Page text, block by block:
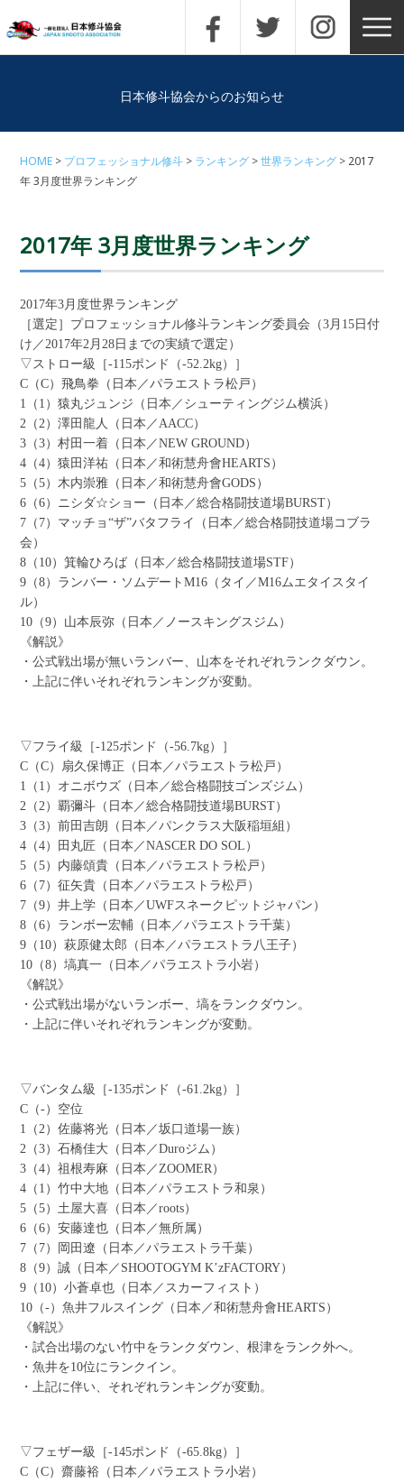
日本修斗協会からのお知らせ
HOME プロフェッショナル修斗 ランキング 世界ランキング
2017
年 3月度世界ランキング
2017年 3月度世界ランキング
2017年3月度世界ランキング
［選定］プロフェッショナル修斗ランキング委員会（3月15日付
け／2017年2月28日までの実績で選定）
▽ストロー級［-115ポンド（-52.2kg）］
C（C）飛鳥拳（日本／パラエストラ松戸）
1（1）猿丸ジュンジ（日本／シューティングジム横浜）
2（2）澤田龍人（日本／AACC）
3（3）村田一着（日本／NEW GROUND）
4（4）猿田洋祐（日本／和術慧舟會HEARTS）
5（5）木内崇雅（日本／和術慧舟會GODS）
6（6）ニシダ☆ショー（日本／総合格闘技道場BURST）
7（7）マッチョ“ザ”バタフライ（日本／総合格闘技道場コブラ
会）
8（10）箕輪ひろば（日本／総合格闘技道場STF）
9（8）ランバー・ソムデートM16（タイ／M16ムエタイスタイ
ル）
10（9）山本辰弥（日本／ノースキングスジム）
《解説》
・公式戦出場が無いランバー、山本をそれぞれランクダウン。
・上記に伴いそれぞれランキングが変動。
▽フライ級［-125ポンド（-56.7kg）］
C（C）扇久保博正（日本／パラエストラ松戸）
1（1）オニボウズ（日本／総合格闘技ゴンズジム）
2（2）覇彌斗（日本／総合格闘技道場BURST）
3（3）前田吉朗（日本／パンクラス大阪稲垣組）
4（4）田丸匠（日本／NASCER DO SOL）
5（5）内藤頌貴（日本／パラエストラ松戸）
6（7）征矢貴（日本／パラエストラ松戸）
7（9）井上学（日本／UWFスネークピットジャパン）
8（6）ランボー宏輔（日本／パラエストラ千葉）
9（10）萩原健太郎（日本／パラエストラ八王子）
10（8）塙真一（日本／パラエストラ小岩）
《解説》
・公式戦出場がないランボー、塙をランクダウン。
・上記に伴いそれぞれランキングが変動。
▽バンタム級［-135ポンド（-61.2kg）］
C（-）空位
1（2）佐藤将光（日本／坂口道場一族）
2（3）石橋佳大（日本／Duroジム）
3（4）祖根寿麻（日本／ZOOMER）
4（1）竹中大地（日本／パラエストラ和泉）
5（5）土屋大喜（日本／roots）
6（6）安藤達也（日本／無所属）
7（7）岡田遼（日本／パラエストラ千葉）
8（9）誠（日本／SHOOTOGYM K’zFACTORY）
9（10）小蒼卓也（日本／スカーフィスト）
10（-）魚井フルスイング（日本／和術慧舟會HEARTS）
《解説》
・試合出場のない竹中をランクダウン、根津をランク外へ。
・魚井を10位にランクイン。
・上記に伴い、それぞれランキングが変動。
▽フェザー級［-145ポンド（-65.8kg）］
C（C）齋藤裕（日本／パラエストラ小岩）